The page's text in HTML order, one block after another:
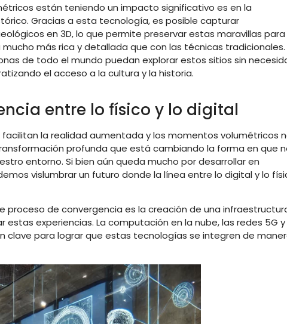
están teniendo un impacto significativo es en la
Gracias a esta tecnología, es posible capturar
en 3D, lo que permite preservar estas maravillas para
más rica y detallada que con las técnicas tradicionales.
de todo el mundo puedan explorar estos sitios sin
el acceso a la cultura y la historia.
entre lo físico y lo digital
facilitan la realidad aumentada y los momentos volumétricos
profunda que está cambiando la forma en que
entorno. Si bien aún queda mucho por desarrollar en
vislumbrar un futuro donde la línea entre lo digital y lo
proceso de convergencia es la creación de una
experiencias. La computación en la nube, las redes 5G y
clave para lograr que estas tecnologías se integren de